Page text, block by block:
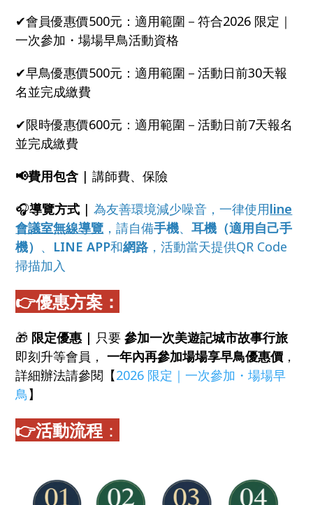
✔會員優惠價500元：適用範圍－符合2026 限定｜
一次參加・場場早鳥活動資格
✔早鳥優惠價500元：適用範圍－活動日前30天報
名並完成繳費
✔限時優惠價600元：適用範圍－活動日前7天報名
並完成繳費
📢費用包含 | 講師費、保險
🎧導覽方式 | 為友善環境減少噪音，一律使用line
會議室無線導覽 ，請自備手機、耳機（適用自己手
機） 、 LINE APP和網路，活動當天提供QR Code
掃描加入
👉優惠方案：
🎁 限定優惠 | 只要參加一次美遊記城市故事行旅
即刻升等會員，一年內再參加場場享早鳥優惠價 ，
詳細辦法請參閱【2026 限定｜一次參加・場場早
鳥】
👉活動流程 ：